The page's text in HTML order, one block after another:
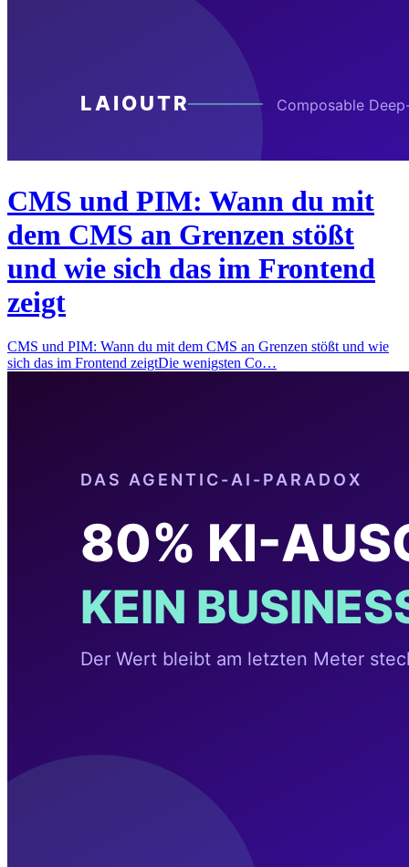
CMS und PIM: Wann du mit
dem CMS an Grenzen stößt
und wie sich das im Frontend
zeigt
CMS und PIM: Wann du mit dem CMS an Grenzen stößt und wie
sich das im Frontend zeigtDie wenigsten Co…